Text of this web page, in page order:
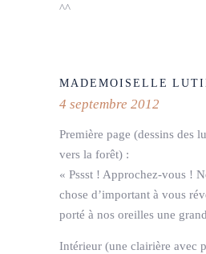
^^
MADEMOISELLE
4 septembre 2012
Première page (dessins des
vers la forêt) :
« Pssst ! Approchez-vous !
chose d’important à vous
porté à nos oreilles une
Intérieur (une clairière avec